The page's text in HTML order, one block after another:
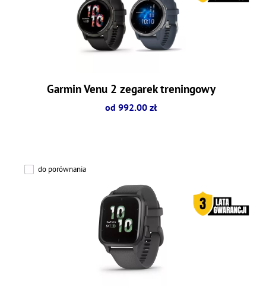
Garmin Venu 2 zegarek treningowy
od 992.00 zł
do porównania